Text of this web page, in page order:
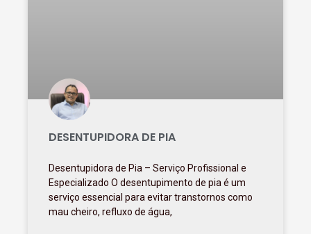
DESENTUPIDORA DE PIA
Desentupidora de Pia – Serviço Profissional e
Especializado O desentupimento de pia é um
serviço essencial para evitar transtornos como
mau cheiro, refluxo de água,